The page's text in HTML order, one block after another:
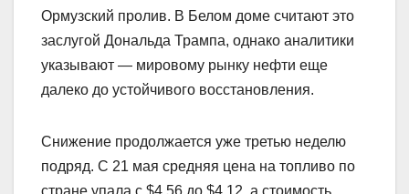
Ормузский пролив. В Белом доме считают это
заслугой Дональда Трампа, однако аналитики
указывают — мировому рынку нефти еще
далеко до устойчивого восстановления.
Снижение продолжается уже третью неделю
подряд. С 21 мая средняя цена на топливо по
стране упала с $4,56 до $4,12, а стоимость